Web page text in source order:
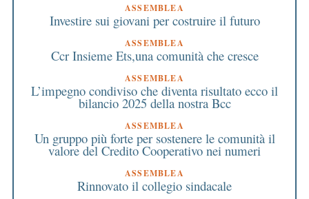
ASSEMBLEA
Investire sui giovani per costruire il futuro
ASSEMBLEA
Ccr Insieme Ets,una comunità che cresce
ASSEMBLEA
L’impegno condiviso che diventa risultato ecco il
bilancio 2025 della nostra Bcc
ASSEMBLEA
Un gruppo più forte per sostenere le comunità il
valore del Credito Cooperativo nei numeri
ASSEMBLEA
Rinnovato il collegio sindacale